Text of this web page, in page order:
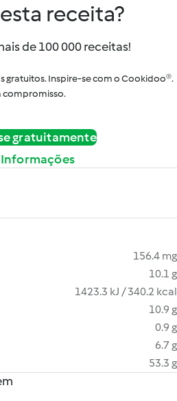
receita?
de 100 000 receitas!
gratuitos. Inspire-se com o Cookidoo®.
compromisso.
gratuitamente
Informações
156.4 mg
10.1 g
1423.3 kJ / 340.2 kcal
10.9 g
0.9 g
6.7 g
53.3 g